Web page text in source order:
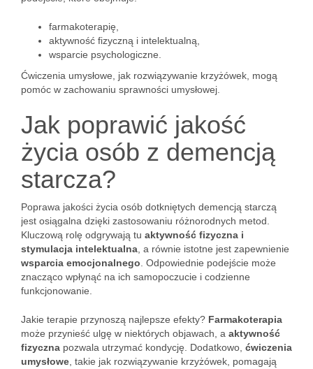
farmakoterapię,
aktywność fizyczną i intelektualną,
wsparcie psychologiczne.
Ćwiczenia umysłowe, jak rozwiązywanie krzyżówek, mogą
pomóc w zachowaniu sprawności umysłowej.
Jak poprawić jakość
życia osób z demencją
starcza?
Poprawa jakości życia osób dotkniętych demencją starczą
jest osiągalna dzięki zastosowaniu różnorodnych metod.
Kluczową rolę odgrywają tu aktywność fizyczna i
stymulacja intelektualna , a równie istotne jest zapewnienie
wsparcia emocjonalnego . Odpowiednie podejście może
znacząco wpłynąć na ich samopoczucie i codzienne
funkcjonowanie.
Jakie terapie przynoszą najlepsze efekty? Farmakoterapia
może przynieść ulgę w niektórych objawach, a aktywność
fizyczna pozwala utrzymać kondycję. Dodatkowo, ćwiczenia
umysłowe , takie jak rozwiązywanie krzyżówek, pomagają